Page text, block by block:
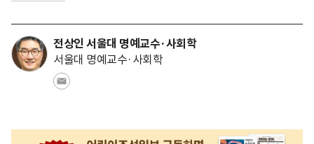
전상인 서울대 명예교수·사회학
서울대 명예교수·사회학